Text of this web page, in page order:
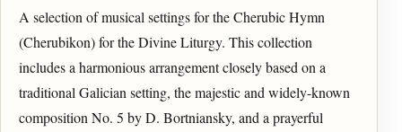
A selection of musical settings for the Cherubic Hymn
(Cherubikon) for the Divine Liturgy. This collection
includes a harmonious arrangement closely based on a
traditional Galician setting, the majestic and widely-known
composition No. 5 by D. Bortniansky, and a prayerful